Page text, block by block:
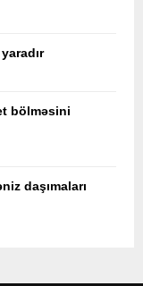
bölməsini
daşımaları